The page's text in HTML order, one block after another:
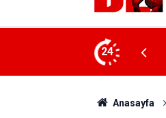
24
Anasayfa